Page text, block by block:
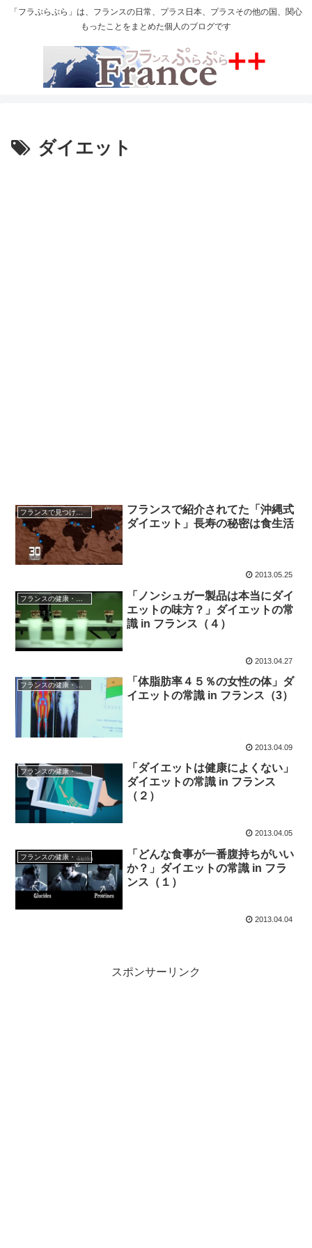
「フラぷらぷら」は、フランスの日常、プラス日本、プラスその他の国、関心
もったことをまとめた個人のブログです
ダイエット
フランスで見つけた日本
フランスで紹介されてた「沖縄式
ダイエット」長寿の秘密は食生活
2013.05.25
「ノンシュガー製品は本当にダイ
エットの味方？」ダイエットの常
識 in フランス（４）
2013.04.27
フランスの健康・医療
「体脂肪率４５％の女性の体」ダ
イエットの常識 in フランス（3）
2013.04.09
フランスの健康・医療
「ダイエットは健康によくない」
ダイエットの常識 in フランス
（２）
2013.04.05
フランスの健康・医療
「どんな食事が一番腹持ちがいい
か？」ダイエットの常識 in フラ
ンス（１）
2013.04.04
スポンサーリンク